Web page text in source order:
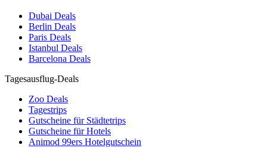
Dubai Deals
Berlin Deals
Paris Deals
Istanbul Deals
Barcelona Deals
Tagesausflug-Deals
Zoo Deals
Tagestrips
Gutscheine für Städtetrips
Gutscheine für Hotels
Animod 99ers Hotelgutschein